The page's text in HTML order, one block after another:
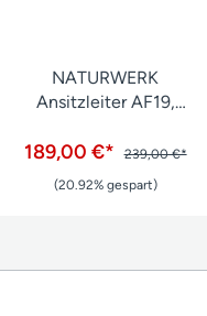
NATURWERK
Ansitzleiter AF19,
189,00 €*
239,00 €*
(20.92% gespart)